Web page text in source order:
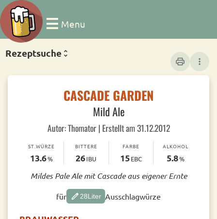
Menu
Rezeptsuche
print more_vert
CASCADE GARDEN
Mild Ale
Autor: Thomator | Erstellt am 31.12.2012
ST.WÜRZE
13.6%
BITTERE
26IBU
FARBE
15 EBC
ALKOHOL
5.8%
Mildes Pale Ale mit Cascade aus eigener Ernte
für edit 28Liter Ausschlagwürze